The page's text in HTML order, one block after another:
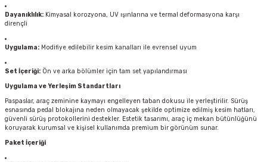
Dayanıklılık: Kimyasal korozyona, UV ışınlarına ve termal deformasyona karşı
dirençli
Uygulama: Modifiye edilebilir kesim kanalları ile evrensel uyum
Set İçeriği: Ön ve arka bölümler için tam set yapılandırması
Uygulama ve Yerleşim Standartları
Paspaslar, araç zeminine kaymayı engelleyen taban dokusu ile yerleştirilir. Sürüş
esnasında pedal blokajına neden olmayacak şekilde optimize edilmiş kesim hatları,
güvenli sürüş protokollerini destekler. Estetik tasarımı, araç iç mekan bütünlüğünü
koruyarak kurumsal ve kişisel kullanımda premium bir görünüm sunar.
Paket İçeriği